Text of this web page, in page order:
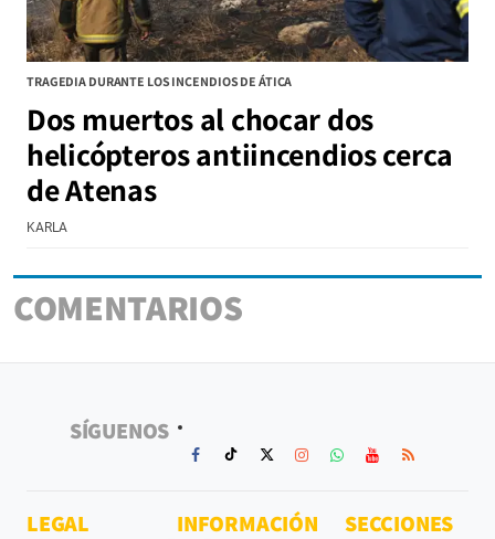
TRAGEDIA DURANTE LOS INCENDIOS DE ÁTICA
Dos muertos al chocar dos
helicópteros antiincendios cerca
de Atenas
KARLA
COMENTARIOS
SÍGUENOS
LEGAL INFORMACIÓN SECCIONES